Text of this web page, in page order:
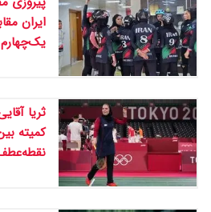
جدید سیاست‌های مالیاتی در
ایران
ثریا
کمیته